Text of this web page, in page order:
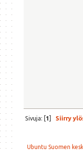
Sivuja: [1] Siirry
Ubuntu Suomen